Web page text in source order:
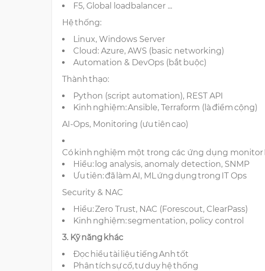
F5, Global loadbalancer ...
Hệ thống:
Linux, Windows Server
Cloud: Azure, AWS (basic networking)
Automation & DevOps (bắt buộc)
Thành thạo:
Python (script automation), REST API
Kinh nghiệm: Ansible, Terraform (là điểm cộng)
AI-Ops, Monitoring (ưu tiên cao)
Có kinh nghiệm một trong các ứng dụng monitor
Hiểu: log analysis, anomaly detection, SNMP
Ưu tiên: đã làm AI, ML ứng dụng trong IT Ops
Security & NAC
Hiểu: Zero Trust, NAC (Forescout, ClearPass)
Kinh nghiệm: segmentation, policy control
3. Kỹ năng khác
Đọc hiểu tài liệu tiếng Anh tốt
Phân tích sự cố, tư duy hệ thống